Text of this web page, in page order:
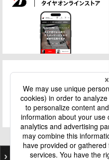
ご利用にあたって